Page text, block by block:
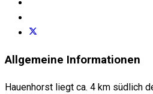
Allgemeine Informationen
Hauenhorst liegt ca. 4 km südlich